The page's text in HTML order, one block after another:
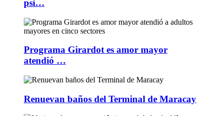
psi…
Programa Girardot es amor mayor
atendió …
Renuevan baños del Terminal de Maracay